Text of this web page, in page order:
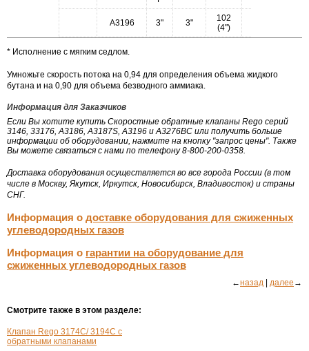
А3196 3" 3"
102
(4")
* Исполнение с мягким седлом.
Умножьте скорость потока на 0,94 для определения объема жидкого
бутана и на 0,90 для объема безводного аммиака.
Информация для Заказчиков
Если Вы хотите купить Скоростные обратные клапаны Rego серий
3146, 33176, А3186, А3187S, А3196 и А3276ВС или получить больше
информации об оборудовании, нажмите на кнопку "запрос цены". Также
Вы можете связаться с нами по телефону 8-800-200-0358.
Доставка оборудования осуществляется во все города России (в том
числе в Москву, Якутск, Иркутск, Новосибирск, Владивосток) и страны
СНГ.
Информация о доставке оборудования для сжиженных
углеводородных газов
Информация о гарантии на оборудование для
сжиженных углеводородных газов
←назад далее →
Смотрите также в этом разделе:
Клапан Rego 3174С/ 3194С с
обратными клапанами